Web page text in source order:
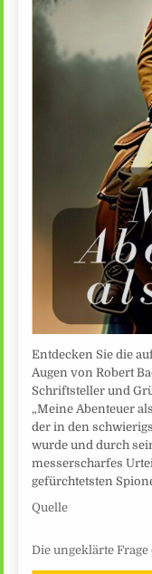
Entdecken Sie die
Augen von Robert
Schriftsteller und
„Meine Abenteuer
der in den
wurde und durch
messerscharfes
gefürchtetsten
Quelle
Die ungeklärte